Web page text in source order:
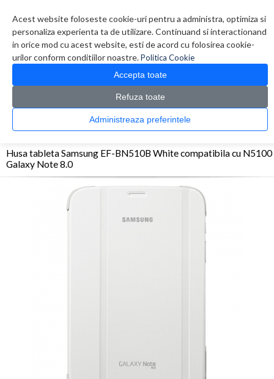
Acest website foloseste cookie-uri pentru a administra, optimiza si
personaliza experienta ta de utilizare. Continuand si interactionand
in orice mod cu acest website, esti de acord cu folosirea cookie-
urilor conform conditiilor noastre.Politica Cookie
Accepta toate
Refuza toate
Administreaza preferintele
0 produs(e)
CATALOG PRODUSE
Accesorii Laptop & Tablete > Accesorii Tablete
Husa tableta Samsung EF-BN510B White compatibila cu N5100
Galaxy Note 8.0